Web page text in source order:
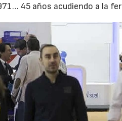
45 años acudiendo a la